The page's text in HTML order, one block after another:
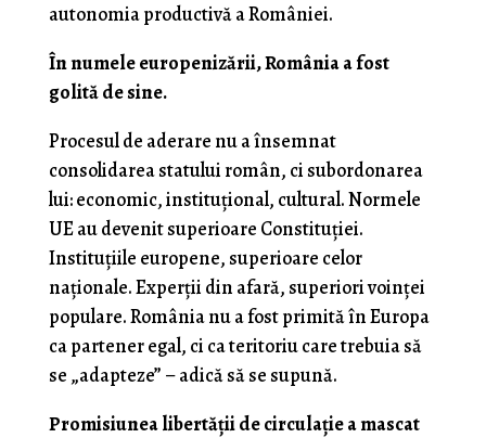
autonomia productivă a României.
În numele europenizării, România a fost
golită de sine.
Procesul de aderare nu a însemnat
consolidarea statului român, ci subordonarea
lui: economic, instituțional, cultural. Normele
UE au devenit superioare Constituției.
Instituțiile europene, superioare celor
naționale. Experții din afară, superiori voinței
populare. România nu a fost primită în Europa
ca partener egal, ci ca teritoriu care trebuia să
se „adapteze” – adică să se supună.
Promisiunea libertății de circulație a mascat